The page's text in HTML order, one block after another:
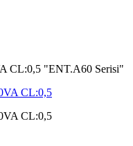
CL:0,5 "ENT.A60 Serisi"